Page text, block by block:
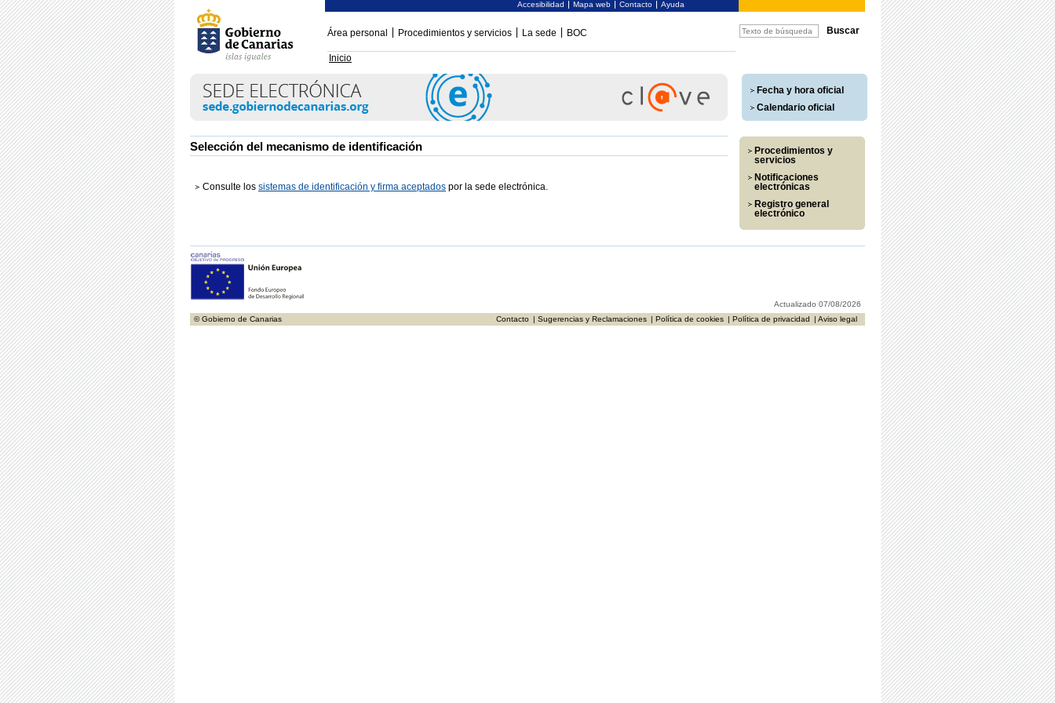
Accesibilidad Mapa web Contacto Ayuda
Área personal Procedimientos y servicios La sede BOC
Inicio
Fecha y hora oficial
Calendario oficial
Selección del mecanismo de identificación
Consulte los sistemas de identificación y firma aceptados por la sede electrónica.
Procedimientos y
servicios
Notificaciones
electrónicas
Registro general
electrónico
Actualizado 07/08/2026
© Gobierno de Canarias
| Aviso legal
| Política de privacidad
| Política de cookies
| Sugerencias y Reclamaciones
Contacto